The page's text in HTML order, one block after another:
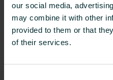
our social media,
may combine it with other
provided to them or that
of their services.